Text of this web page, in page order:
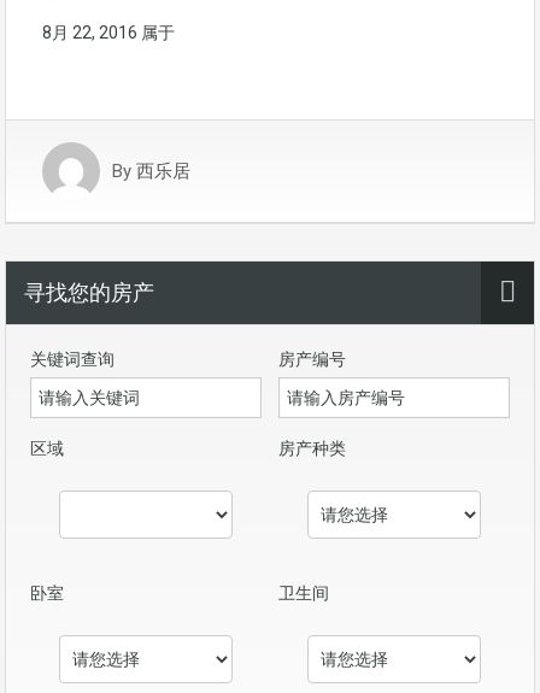
8月 22, 2016 属于
By 西乐居
寻找您的房产
关键词查询 房产编号
区域 房产种类
卧室 卫生间